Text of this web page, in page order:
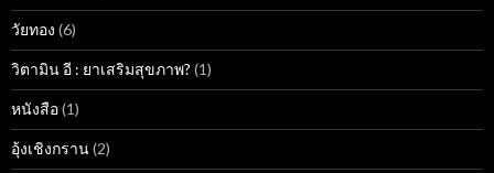
วัยทอง (6)
วิตามิน อี : ยาเสริมสุขภาพ? (1)
หนังสือ(1)
อุ้งเชิงกราน(2)